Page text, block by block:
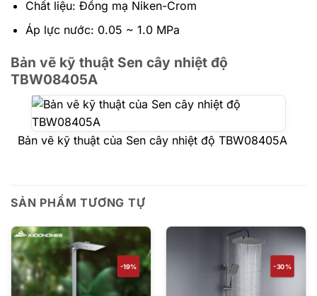
Chất liệu: Đồng mạ Niken-Crom
Áp lực nước: 0.05 ~ 1.0 MPa
Bản vẽ kỹ thuật Sen cây nhiệt độ
TBW08405A
Bản vẽ kỹ thuật của Sen cây nhiệt độ TBW08405A
SẢN PHẨM TƯƠNG TỰ
-19% -30%